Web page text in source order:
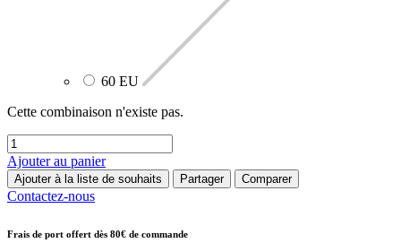
60 EU
Cette combinaison n'existe pas.
Ajouter au panier
Ajouter à la liste de souhaits Partager Comparer
Contactez-nous
Frais de port offert dès 80€ de commande